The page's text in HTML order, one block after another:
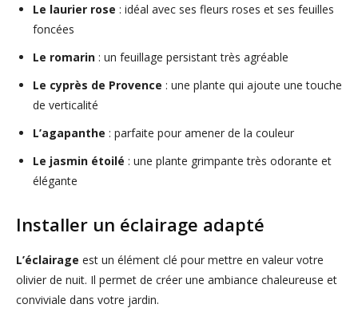
Le laurier rose : idéal avec ses fleurs roses et ses feuilles
foncées
Le romarin : un feuillage persistant très agréable
Le cyprès de Provence : une plante qui ajoute une touche
de verticalité
L’agapanthe : parfaite pour amener de la couleur
Le jasmin étoilé : une plante grimpante très odorante et
élégante
Installer un éclairage adapté
L’éclairage est un élément clé pour mettre en valeur votre
olivier de nuit. Il permet de créer une ambiance chaleureuse et
conviviale dans votre jardin.